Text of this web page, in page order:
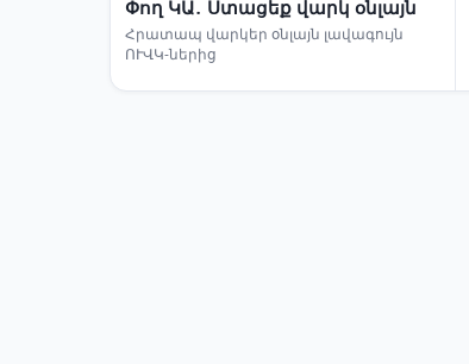
Փող ԿԱ․ Ստացեք վարկ օնլայն
Հրատապ վարկեր օնլայն լավագույն
ՈՒՎԿ-ներից